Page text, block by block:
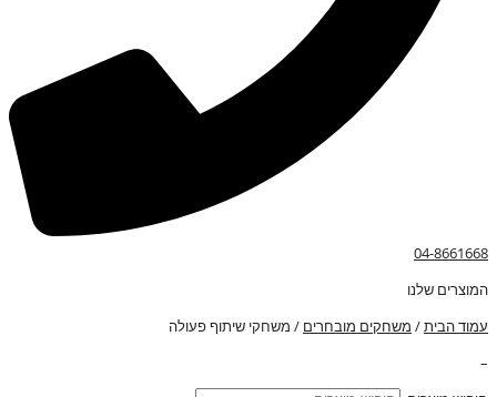
04-8661668
המוצרים שלנו
עמוד הבית/ משחקים מובחרים / משחקי שיתוף פעולה
–